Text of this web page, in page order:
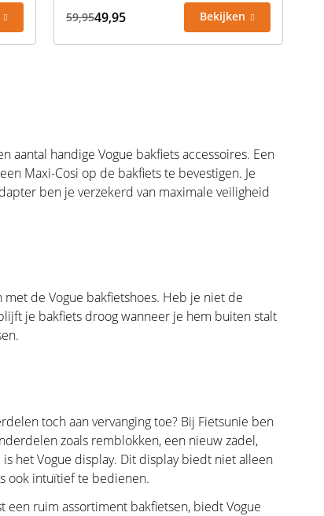
59,9549,95 Bekijken
handige Vogue bakfiets accessoires. Een
Maxi-Cosi op de bakfiets te bevestigen. Je
ben je verzekerd van maximale veiligheid
de Vogue bakfietshoes. Heb je niet de
je bakfiets droog wanneer je hem buiten stalt
toch aan vervanging toe? Bij Fietsunie ben
zoals remblokken, een nieuw zadel,
is hetVogue display. Dit display biedt niet alleen
ook intuïtief te bedienen.
een ruim assortiment bakfietsen, biedt Vogue